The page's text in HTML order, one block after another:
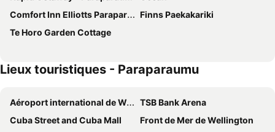
Comfort Inn Elliotts Paraparaumu
Finns Paekakariki
Te Horo Garden Cottage
Lieux touristiques - Paraparaumu
Aéroport international de Wellington
TSB Bank Arena
Cuba Street and Cuba Mall
Front de Mer de Wellington